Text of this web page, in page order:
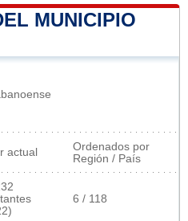
MUNICIPIO
actual
Ordenados por
Región / País
6 / 118